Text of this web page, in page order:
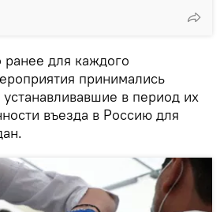
для каждого
принимались
в период их
въезда в Россию для